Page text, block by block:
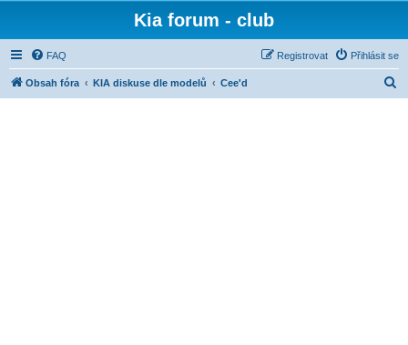
Kia forum - club
FAQ Přihlásit se
Registrovat
Obsah fóra KIA diskuse dle modelů Cee'd